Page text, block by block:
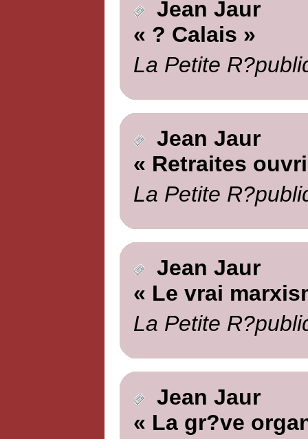
Jean Jaur
« ? Calais »
La Petite
Jean Jaur
« Retraites
La Petite
Jean Jaur
« Le vrai
La Petite
Jean Jaur
« La gr?ve